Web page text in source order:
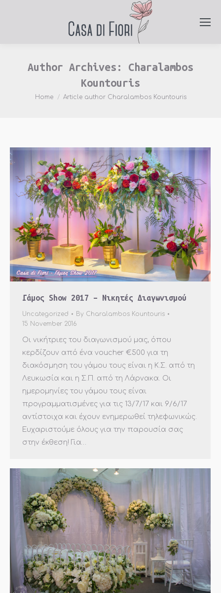
Author Archives: Charalambos
Kountouris
You are here:
Home Article author Charalambos Kountouris
Γάμος Show 2017 – Νικητές Διαγωνισμού
Uncategorized By Charalambos Kountouris
15 November 2016
Οι νικήτριες του διαγωνισμού μας, όπου
κερδίζουν από ένα voucher €500 για τη
διακόσμηση του γάμου τους είναι η Κ.Σ. από τη
Λευκωσία και η Σ.Π. από τη Λάρνακα. Οι
ημερομηνίες του γάμου τους είναι
προγραμματισμένες για τις 13/7/17 και 9/6/17
αντίστοιχα και έχουν ενημερωθεί τηλεφωνικώς.
Ευχαριστούμε όλους για την παρουσία σας
στην έκθεση! Για…